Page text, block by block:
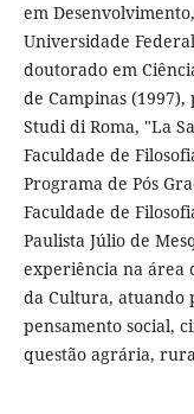
em
Universidade
doutorado em
de Campinas
Studi di Roma, "La
Faculdade de
Programa de Pós
Faculdade de
Paulista Júlio de
experiência na área
da Cultura, atuando
pensamento social,
questão agrária,